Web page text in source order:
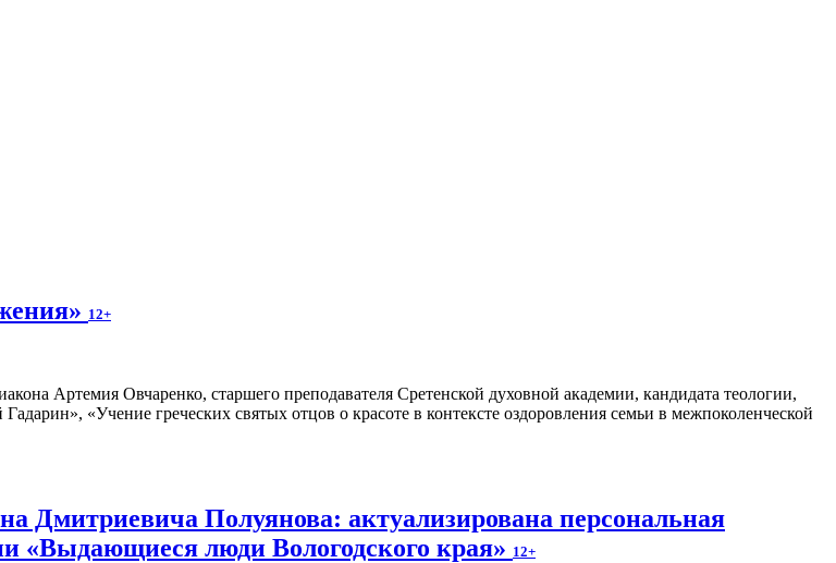
12+
Артемия Овчаренко, старшего преподавателя Сретенской духовной академии, кандидата теологии,
«Учение греческих святых отцов о красоте в контексте оздоровления семьи в межпоколенческой
Дмитриевича Полуянова: актуализирована персональная
«Выдающиеся люди Вологодского края» 12+